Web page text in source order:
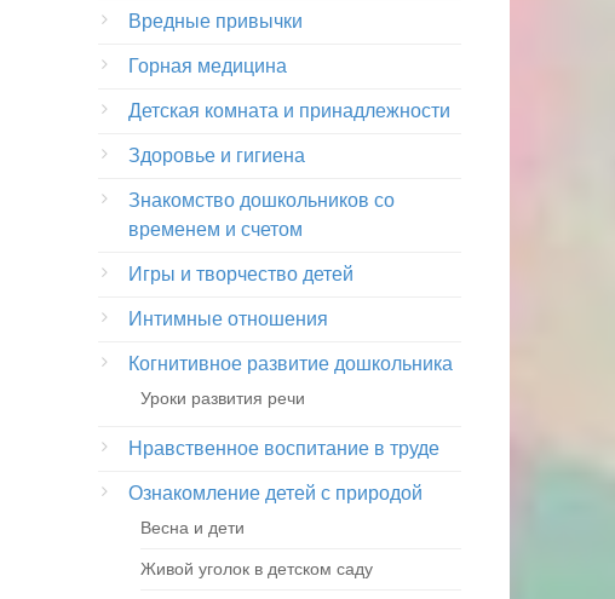
Вредные привычки
Горная медицина
Детская комната и принадлежности
Здоровье и гигиена
Знакомство дошкольников со
временем и счетом
Игры и творчество детей
Интимные отношения
Когнитивное развитие дошкольника
Уроки развития речи
Нравственное воспитание в труде
Ознакомление детей с природой
Весна и дети
Живой уголок в детском саду